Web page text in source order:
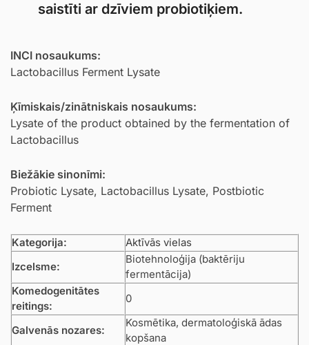
saistīti ar dzīviem probiotiķiem.
INCI nosaukums:
Lactobacillus Ferment Lysate
Ķīmiskais/zinātniskais nosaukums:
Lysate of the product obtained by the fermentation of
Lactobacillus
Biežākie sinonīmi:
Probiotic Lysate, Lactobacillus Lysate, Postbiotic
Ferment
Kategorija:
Aktīvās vielas
Izcelsme:
Biotehnoloģija (baktēriju
fermentācija)
Komedogenitātes
reitings:
0
Galvenās nozares:
Kosmētika, dermatoloģiskā ādas
kopšana